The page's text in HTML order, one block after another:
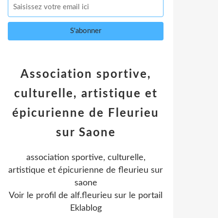
Association sportive,
culturelle, artistique et
épicurienne de Fleurieu
sur Saone
association sportive, culturelle,
artistique et épicurienne de fleurieu sur
saone
Voir le profil de alf.fleurieu sur le portail
Eklablog